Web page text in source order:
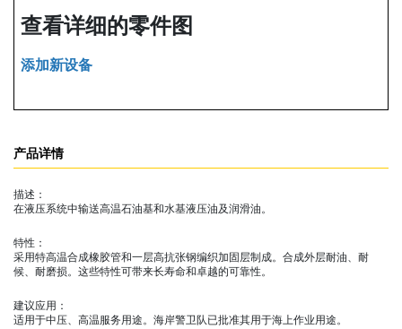
查看详细的零件图
添加新设备
产品详情
描述：
在液压系统中输送高温石油基和水基液压油及润滑油。
特性：
采用特高温合成橡胶管和一层高抗张钢编织加固层制成。合成外层耐油、耐
候、耐磨损。这些特性可带来长寿命和卓越的可靠性。
建议应用：
适用于中压、高温服务用途。海岸警卫队已批准其用于海上作业用途。